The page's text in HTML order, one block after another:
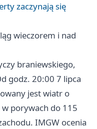
zaczynają się
wieczorem i nad
braniewskiego,
godz. 20:00 7 lipca
jest wiatr o
porywach do 115
IMGW ocenia